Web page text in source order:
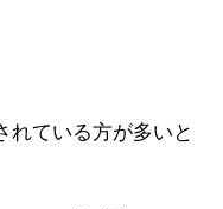
れている方が多いと